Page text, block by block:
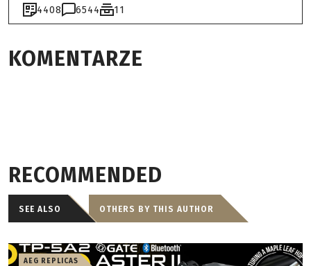
4408 6544 11
KOMENTARZE
RECOMMENDED
SEE ALSO OTHERS BY THIS AUTHOR
AEG REPLICAS